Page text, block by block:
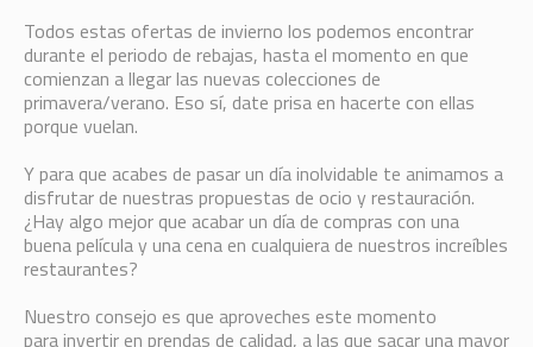
Todos estas ofertas de invierno los podemos encontrar
durante el periodo de rebajas, hasta el momento en que
comienzan a llegar las nuevas colecciones de
primavera/verano. Eso sí, date prisa en hacerte con ellas
porque vuelan.
Y para que acabes de pasar un día inolvidable te animamos a
disfrutar de nuestras propuestas de ocio y restauración.
¿Hay algo mejor que acabar un día de compras con una
buena película y una cena en cualquiera de nuestros increíbles
restaurantes?
Nuestro consejo es que aproveches este momento
para invertir en prendas de calidad, a las que sacar una mayor